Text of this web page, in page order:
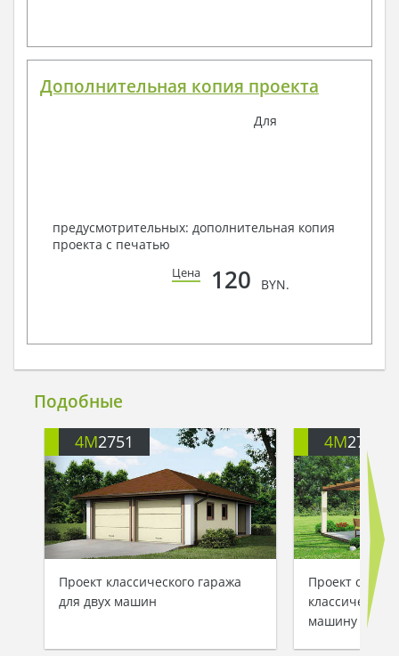
Дополнительная копия проекта
Для
предусмотрительных: дополнительная копия
проекта с печатью
Цена 120 BYN.
Подобные
4M2751
Проект классического гаража
для двух машин
4M2753
Проект
машину с